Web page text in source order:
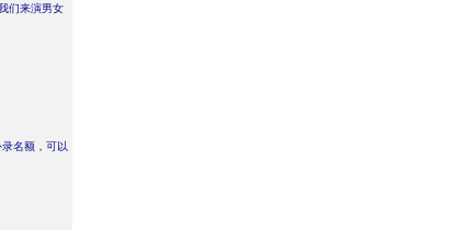
们来演男女
名额，可以